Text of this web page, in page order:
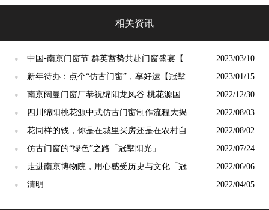
相关资讯
●
中国▪南京门窗节 群英蓄势共赴门窗盛宴【冠
墅阳光】
2023/03/10
●
新年待办：点个“仿古门窗”，享好运【冠墅阳
光】
2023/01/15
●
南京阔曼门窗厂恭祝绵阳龙凤谷.桃花源国宅
品鉴会隆重启幕！
2022/12/30
●
四川绵阳桃花源中式仿古门窗制作流程大揭秘
【冠墅阳光】
2022/08/03
●
花同样的钱，你是在城里买房还是在农村自建
房？「冠墅阳光」
2022/08/02
● 仿古门窗的“绿色”之路「冠墅阳光」 2022/07/24
●
走进南京博物院，用心感受历史与文化「冠墅
阳光」
2022/06/06
● 清明 2022/04/05